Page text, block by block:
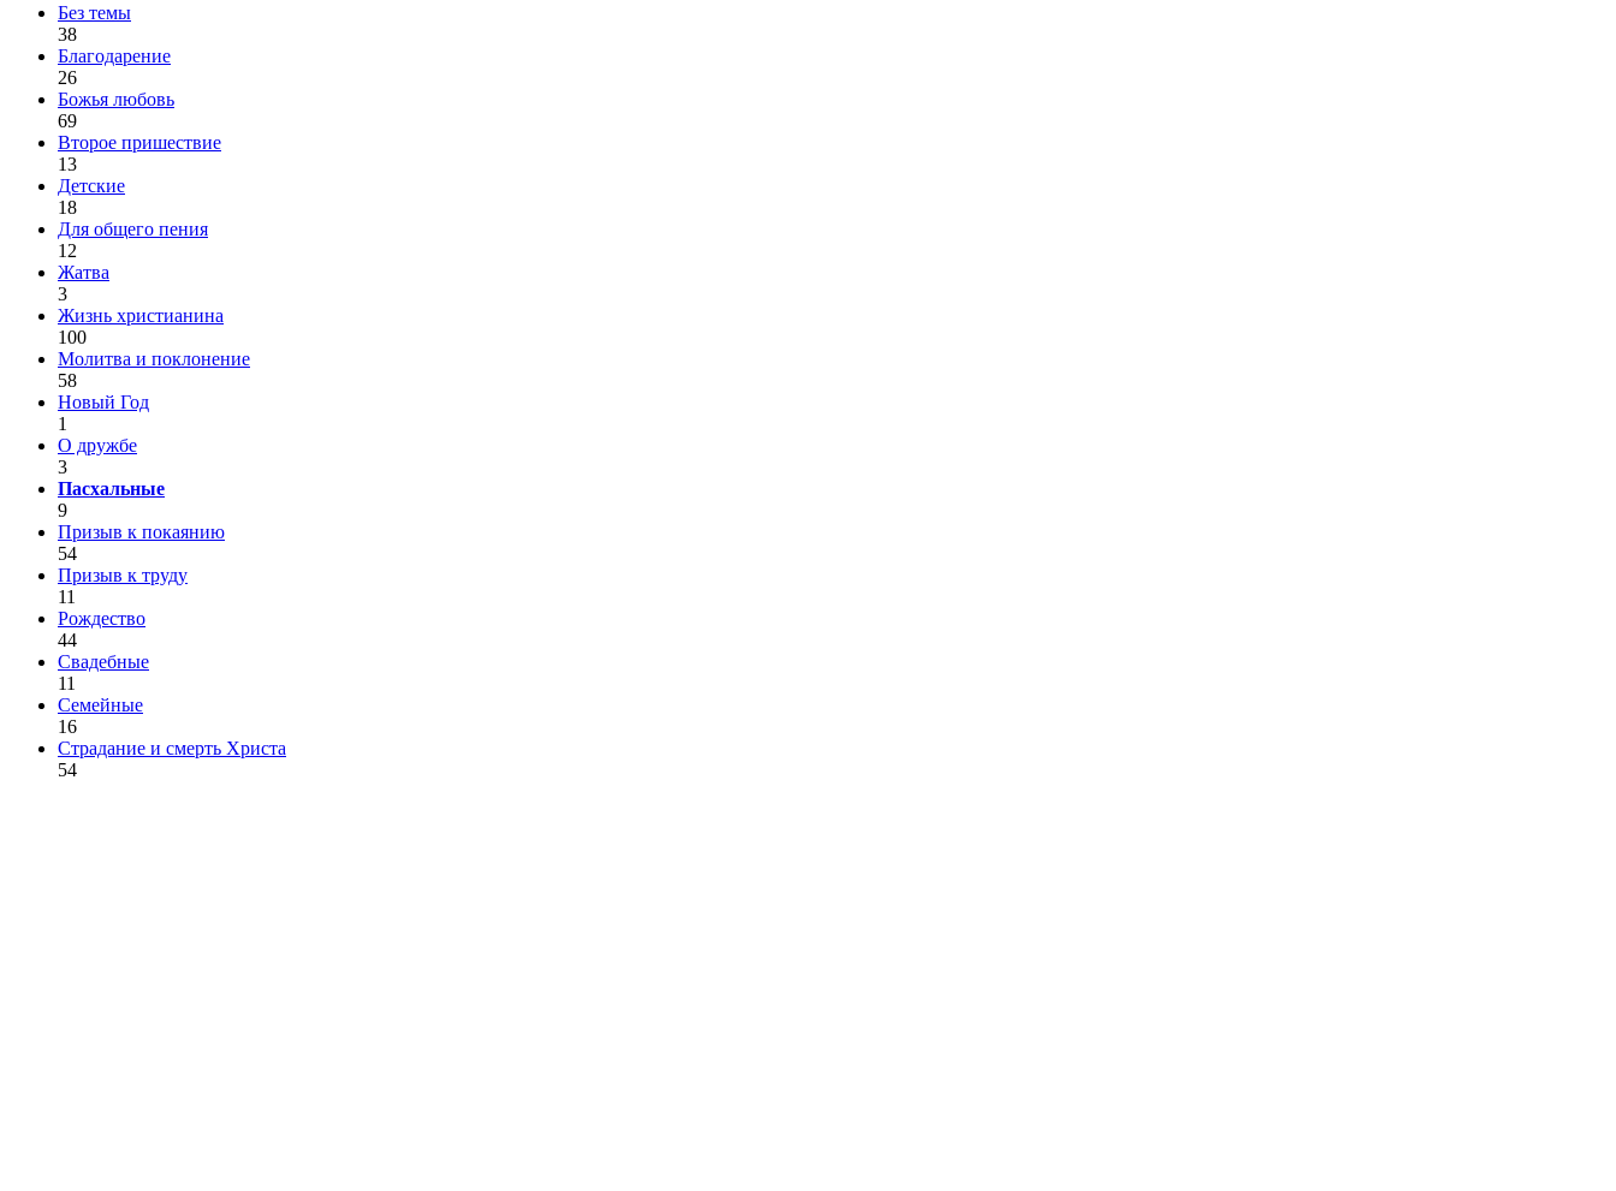
Без темы
38
Благодарение
26
Божья любовь
69
Второе пришествие
13
Детские
18
Для общего пения
12
Жатва
3
Жизнь христианина
100
Молитва и поклонение
58
Новый Год
1
О дружбе
3
Пасхальные
9
Призыв к покаянию
54
Призыв к труду
11
Рождество
44
Свадебные
11
Семейные
16
Страдание и смерть Христа
54